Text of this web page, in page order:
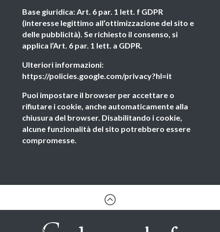
Base giuridica: Art. 6 par. 1 lett. f GDPR
(interesse legittimo all’ottimizzazione del sito e
delle pubblicità). Se richiesto il consenso, si
applica l’Art. 6 par. 1 lett. a GDPR.
Ulteriori informazioni:
https://policies.google.com/privacy?hl=it
Puoi impostare il browser per accettare o
rifiutare i cookie, anche automaticamente alla
chiusura del browser. Disabilitando i cookie,
alcune funzionalità del sito potrebbero essere
compromesse.
: